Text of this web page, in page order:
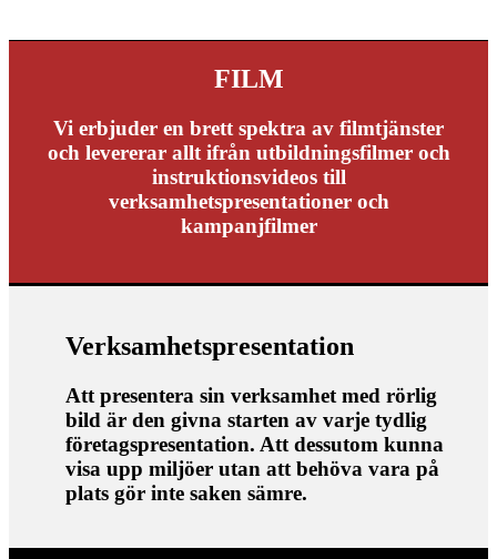
FILM
Vi erbjuder en brett spektra av filmtjänster
och levererar allt ifrån utbildningsfilmer och
instruktionsvideos till
verksamhetspresentationer och
kampanjfilmer
Verksamhetspresentation
Att presentera sin verksamhet med rörlig
bild är den givna starten av varje tydlig
företagspresentation. Att dessutom kunna
visa upp miljöer utan att behöva vara på
plats gör inte saken sämre.